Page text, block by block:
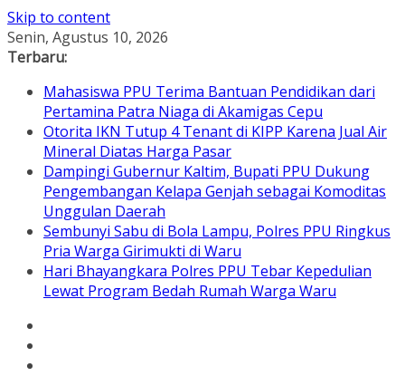
Skip to content
Senin, Agustus 10, 2026
Terbaru:
Mahasiswa PPU Terima Bantuan Pendidikan dari
Pertamina Patra Niaga di Akamigas Cepu
Otorita IKN Tutup 4 Tenant di KIPP Karena Jual Air
Mineral Diatas Harga Pasar
Dampingi Gubernur Kaltim, Bupati PPU Dukung
Pengembangan Kelapa Genjah sebagai Komoditas
Unggulan Daerah
Sembunyi Sabu di Bola Lampu, Polres PPU Ringkus
Pria Warga Girimukti di Waru
Hari Bhayangkara Polres PPU Tebar Kepedulian
Lewat Program Bedah Rumah Warga Waru